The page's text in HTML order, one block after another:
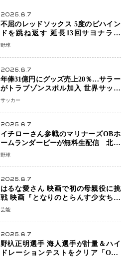
2026.8.7
不屈のレッドソックス 5度のビハイン
ドを跳ね返す 延長13回サヨナラ勝
ち 吉田正尚選手も2安打1打点で貢献 4
野球
2026.8.7
年俸31億円にグッズ売上20％…サラー
がトラブゾンスポル加入 世界サッカ
ーは「五大リーグ一強」から新時代へ
サッカー
2026.8.7
イチローさん参戦のマリナーズOBホ
ームランダービーが無料生配信 北米
ならではの“魅せる興行”に世界が注目
野球
2026.8.7
はるな愛さん 映画で初の母親役に挑
戦 映画『となりのとらんす少女ちゃ
ん』11月7日公開 未来の自分との対話
芸能
2026.8.7
野杁正明選手 海人選手が計量＆ハイ
ドレーションテストをクリア「ONE